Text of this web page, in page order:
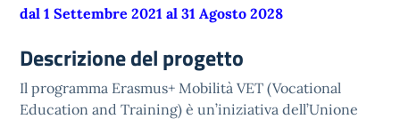
dal 1 Settembre 2021 al 31 Agosto 2028
Descrizione del progetto
Il programma Erasmus+ Mobilità VET (Vocational
Education and Training) è un’iniziativa dell’Unione